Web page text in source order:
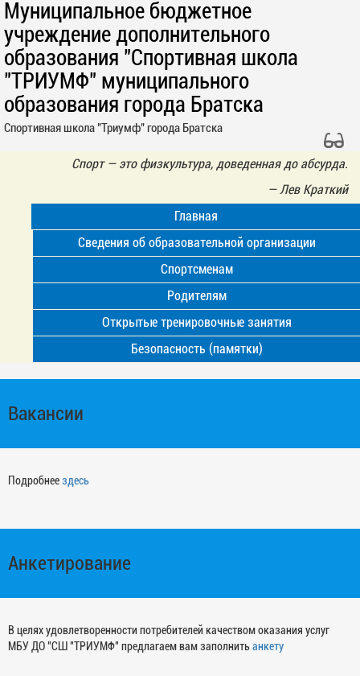
Муниципальное бюджетное
учреждение дополнительного
образования "Спортивная школа
"ТРИУМФ" муниципального
образования города Братска
Спортивная школа "Триумф" города Братска
Спорт — это физкультура, доведенная до абсурда.
—Лев Краткий
Главная
Сведения об образовательной организации
Спортсменам
Родителям
Открытые тренировочные занятия
Безопасность (памятки)
Вакансии
Подробнеездесь
Анкетирование
В целях удовлетворенности потребителей качеством оказания услуг
МБУ ДО "СШ "ТРИУМФ" предлагаем вам заполнитьанкету